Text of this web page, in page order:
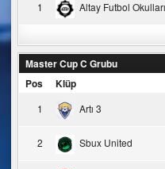
1 Altay Futbol Okulları
Master Cup C Grubu
Pos
Klüp
1 Artı 3
2 Sbux United